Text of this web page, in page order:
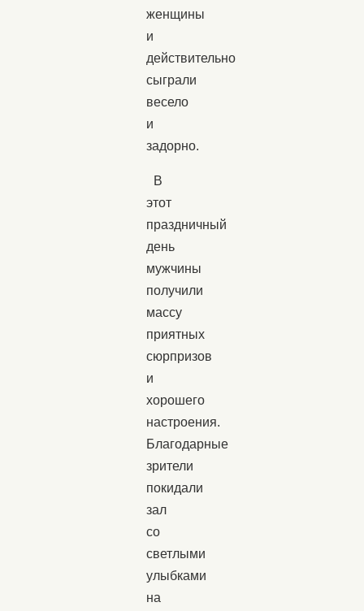
женщины
и
действительно
сыграли
весело
и
задорно.
В
этот
праздничный
день
мужчины
получили
массу
приятных
сюрпризов
и
хорошего
настроения.
Благодарные
зрители
покидали
зал
со
светлыми
улыбками
на